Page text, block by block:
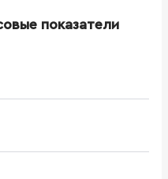
показатели